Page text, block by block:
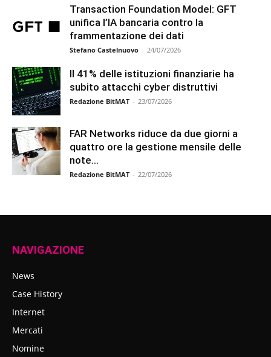
Transaction Foundation Model: GFT
unifica l’IA bancaria contro la
frammentazione dei dati
Stefano Castelnuovo - 24/07/2026
Il 41% delle istituzioni finanziarie ha
subito attacchi cyber distruttivi
Redazione BitMAT - 23/07/2026
FAR Networks riduce da due giorni a
quattro ore la gestione mensile delle
note...
Redazione BitMAT - 22/07/2026
NAVIGAZIONE
News
Case History
Internet
Mercati
Nomine